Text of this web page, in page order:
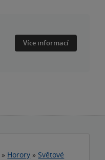
Více informací
» Horory » Světové